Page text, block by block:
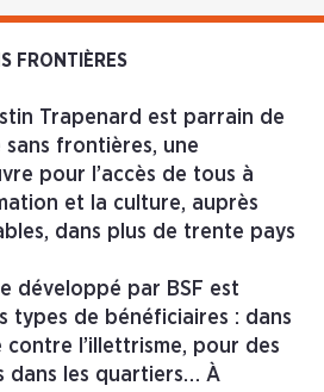
FRONTIÈRES
Trapenard est parrain de
sans frontières, une
pour l’accès de tous à
et la culture, auprès
dans plus de trente pays
développé par BSF est
types de bénéficiaires : dans
contre l’illettrisme, pour des
dans les quartiers… À